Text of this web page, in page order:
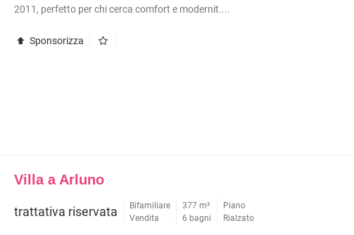
2011, perfetto per chi cerca comfort e modernit....
Sponsorizza
Villa a Arluno
trattativa riservata
Bifamiliare
Vendita
377 m²
6 bagni
Piano
Rialzato